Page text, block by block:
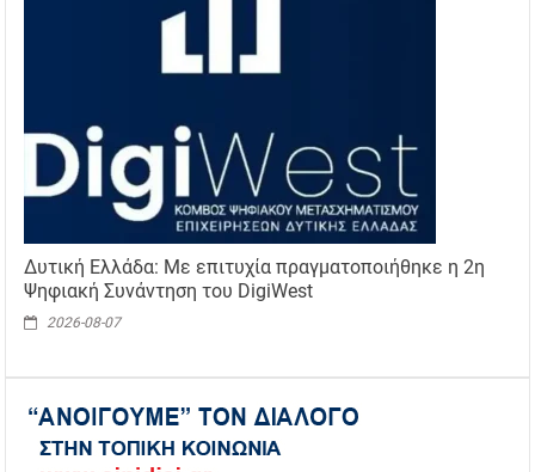
Δυτική Ελλάδα: Με επιτυχία πραγματοποιήθηκε η 2η
Ψηφιακή Συνάντηση του DigiWest
2026-08-07